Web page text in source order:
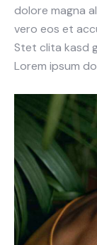
dolore magna
vero eos et
Stet clita kasd
Lorem ipsum